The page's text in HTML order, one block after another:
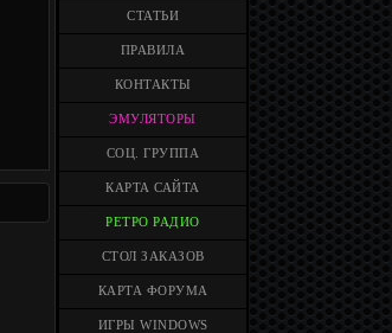
СТАТЬИ
ПРАВИЛА
КОНТАКТЫ
ЭМУЛЯТОРЫ
СОЦ. ГРУППА
КАРТА САЙТА
РЕТРО РАДИО
СТОЛ ЗАКАЗОВ
КАРТА ФОРУМА
ИГРЫ WINDOWS